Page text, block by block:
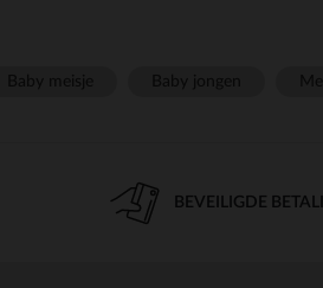
BEVEILIGDE